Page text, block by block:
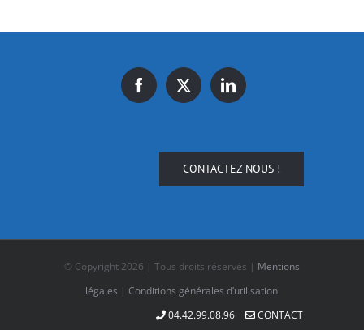
CONTACTEZ NOUS !
© Copyright 2026 | Tous droits réservés | Mentions
légales |Conditions générales d’utilisation
04.42.99.08.96
CONTACT